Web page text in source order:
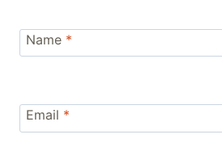
Name *
Email *